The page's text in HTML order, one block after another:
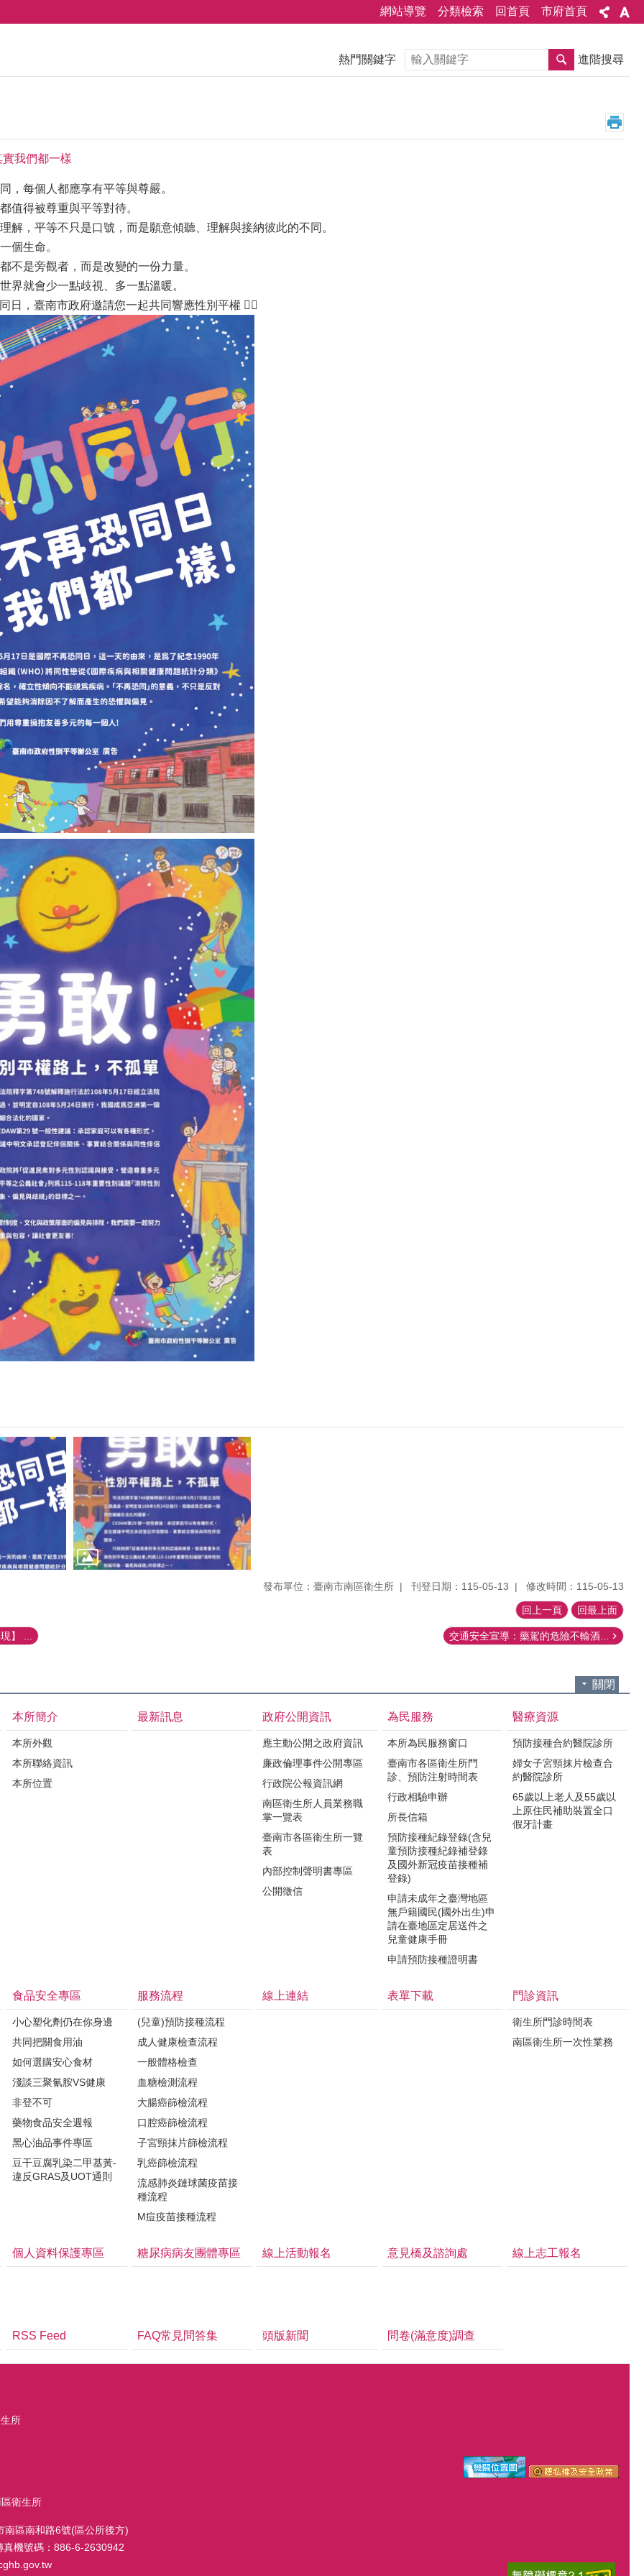
網站導覽 分類檢索 回首頁 市府首頁
熱門關鍵字 搜尋 進階搜尋
我們都一樣
，每個人都應享有平等與尊嚴。
值得被尊重與平等對待。
解，平等不只是口號，而是願意傾聽、理解與接納彼此的不同。
個生命。
不是旁觀者，而是改變的一份力量。
界就會少一點歧視、多一點溫暖。
日，臺南市政府邀請您一起共同響應性別平權 🏳️‍🌈
發布單位：臺南市南區衛生所 刊登日期：115-05-13 修改時間：115-05-13
回上一頁 回最上面
】 ... 交通安全宣導：藥駕的危險不輸酒...
關閉
本所簡介
本所外觀
本所聯絡資訊
本所位置
最新訊息 政府公開資訊
應主動公開之政府資訊
廉政倫理事件公開專區
行政院公報資訊網
南區衛生所人員業務職
掌一覽表
臺南市各區衛生所一覽
表
內部控制聲明書專區
公開徵信
為民服務
本所為民服務窗口
臺南市各區衛生所門
診、預防注射時間表
行政相驗申辦
所長信箱
預防接種紀錄登錄(含兒
童預防接種紀錄補登錄
及國外新冠疫苗接種補
登錄)
申請未成年之臺灣地區
無戶籍國民(國外出生)申
請在臺地區定居送件之
兒童健康手冊
申請預防接種證明書
醫療資源
預防接種合約醫院診所
婦女子宮頸抹片檢查合
約醫院診所
65歲以上老人及55歲以
上原住民補助裝置全口
假牙計畫
食品安全專區
小心塑化劑仍在你身邊
共同把關食用油
如何選購安心食材
淺談三聚氰胺VS健康
非登不可
藥物食品安全週報
黑心油品事件專區
豆干豆腐乳染二甲基黃-
違反GRAS及UOT通則
服務流程
(兒童)預防接種流程
成人健康檢查流程
一般體格檢查
血糖檢測流程
大腸癌篩檢流程
口腔癌篩檢流程
子宮頸抹片篩檢流程
乳癌篩檢流程
流感肺炎鏈球菌疫苗接
種流程
M痘疫苗接種流程
線上連結 表單下載 門診資訊
衛生所門診時間表
南區衛生所一次性業務
個人資料保護專區 糖尿病病友團體專區 線上活動報名 意見橋及諮詢處 線上志工報名
RSS Feed FAQ常見問答集 頭版新聞 問卷(滿意度)調查
所
衛生所
南區南和路6號(區公所後方)
機號碼：886-6-2630942